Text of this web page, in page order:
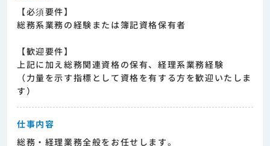
【必須要件】
総務系業務の経験または簿記資格保有者
【歓迎要件】
上記に加え総務関連資格の保有、経理系業務経験
（力量を示す指標として資格を有する方を歓迎いたしま
す）
仕事内容
総務・経理業務全般をお任せします。